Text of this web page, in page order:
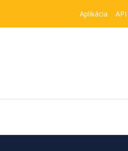
Aplikácia API